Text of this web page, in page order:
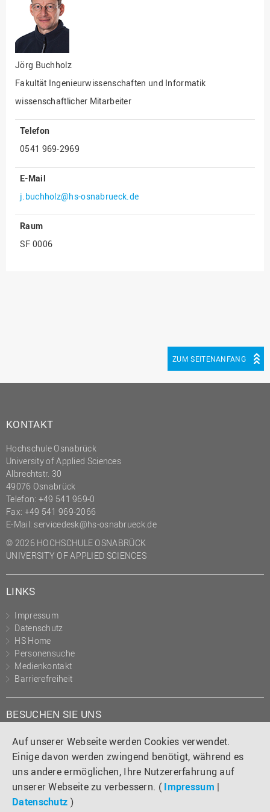
Auf unserer Webseite werden Cookies verwendet.
Einige davon werden zwingend benötigt, während es
uns andere ermöglichen, Ihre Nutzererfahrung auf
unserer Webseite zu verbessern. ( Impressum |
Datenschutz )
Fakultät
Ingenieurwissenschaften
und Informatik
Fakultät Management,
Kultur und Technik
Fakultät Wirtschafts- und
Sozialwissenschaften
Forschung, Kooperation,
Drittmittel
Gebäude und Technik
Engagement
Gleichstellungsbüro
Hochschulleitung
LearningCenter
Personal
Personalrat
Präsidialbüro
Professional School
Projekte des Präsidiums
Projektmanagement Office
(PMO)
Prozessmanagement
Recht
Science to Business GmbH
Studierendensekretariat
Studium und Lehre
Transfer- und
Innovationsmanagement
Jörg Buchholz
Fakultät Ingenieurwissenschaften und Informatik
wissenschaftlicher Mitarbeiter
Telefon
0541 969-2969
E-Mail
j.buchholz@hs-osnabrueck.de
Raum
SF 0006
ZUM SEITENANFANG
KONTAKT
Hochschule Osnabrück
University of Applied Sciences
Albrechtstr. 30
49076 Osnabrück
Telefon: +49 541 969-0
Fax: +49 541 969-2066
E-Mail: servicedesk@hs-osnabrueck.de
© 2026 HOCHSCHULE OSNABRÜCK
UNIVERSITY OF APPLIED SCIENCES
LINKS
Impressum
Datenschutz
HS Home
Personensuche
Medienkontakt
Barrierefreiheit
BESUCHEN SIE UNS
Instagram
TiktokLinkedIn
YouTube
Facebook